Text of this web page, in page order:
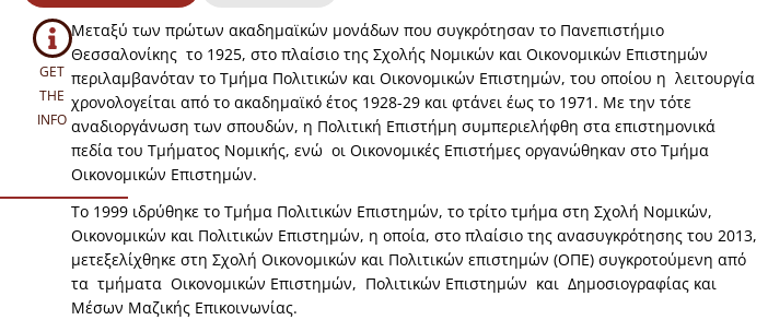
GET
THE
INFO
Μεταξύ των πρώτων ακαδημαϊκών μονάδων που συγκρότησαν το Πανεπιστήμιο
Θεσσαλονίκης το 1925, στο πλαίσιο της Σχολής Νομικών και Οικονομικών Επιστημών
περιλαμβανόταν το Τμήμα Πολιτικών και Οικονομικών Επιστημών, του οποίου η λειτουργία
χρονολογείται από το ακαδημαϊκό έτος 1928-29 και φτάνει έως το 1971. Με την τότε
αναδιοργάνωση των σπουδών, η Πολιτική Επιστήμη συμπεριελήφθη στα επιστημονικά
πεδία του Τμήματος Νομικής, ενώ οι Οικονομικές Επιστήμες οργανώθηκαν στο Τμήμα
Οικονομικών Επιστημών.
Το 1999 ιδρύθηκε το Τμήμα Πολιτικών Επιστημών, το τρίτο τμήμα στη Σχολή Νομικών,
Οικονομικών και Πολιτικών Επιστημών, η οποία, στο πλαίσιο της ανασυγκρότησης του 2013,
μετεξελίχθηκε στη Σχολή Οικονομικών και Πολιτικών επιστημών (ΟΠΕ) συγκροτούμενη από
τα τμήματα Οικονομικών Επιστημών, Πολιτικών Επιστημών και Δημοσιογραφίας και
Μέσων Μαζικής Επικοινωνίας.